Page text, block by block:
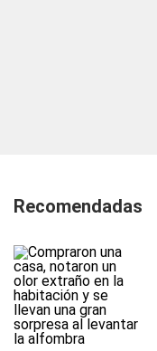
Recomendadas